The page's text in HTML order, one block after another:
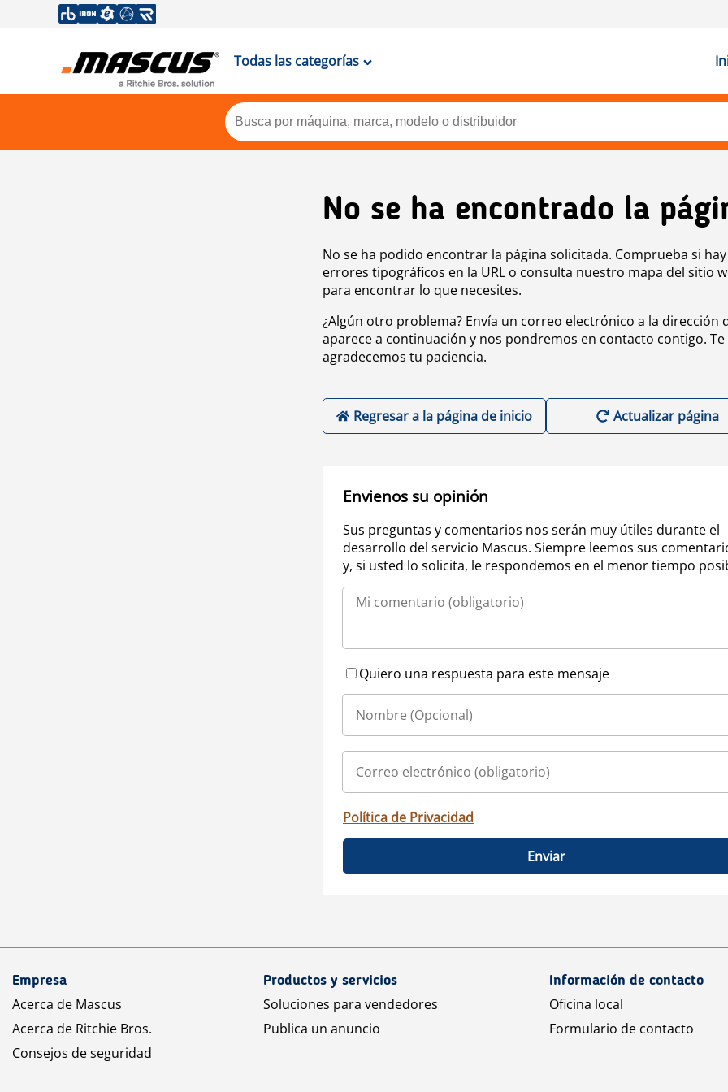
Todas las categorías
No se ha encontrado la
No se ha podido encontrar la página solicitada. Comprueba si hay
errores tipográficos en la URL o consulta nuestro mapa del sitio
para encontrar lo que necesites.
¿Algún otro problema? Envía un correo electrónico a la dirección
aparece a continuación y nos pondremos en contacto contigo. Te
agradecemos tu paciencia.
Regresar a la página de inicio Actualizar página
Envienos su opinión
Sus preguntas y comentarios nos serán muy útiles durante el
desarrollo del servicio Mascus. Siempre leemos sus
y, si usted lo solicita, le respondemos en el menor tiempo
Quiero una respuesta para este mensaje
Política de Privacidad
Enviar
Empresa
Acerca de Mascus
Acerca de Ritchie Bros.
Consejos de seguridad
Productos y servicios
Soluciones para vendedores
Publica un anuncio
Información de contacto
Oficina local
Formulario de contacto